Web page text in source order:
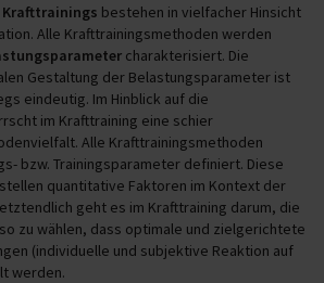
Krafttrainings bestehen in vielfacher Hinsicht
Alle Krafttrainingsmethoden werden
charakterisiert. Die
Gestaltung der Belastungsparameter ist
eindeutig. Im Hinblick auf die
im Krafttraining eine schier
Alle Krafttrainingsmethoden
bzw. Trainingsparameter definiert. Diese
quantitative Faktoren im Kontext der
geht es im Krafttraining darum, die
zu wählen, dass optimale und zielgerichtete
(individuelle und subjektive Reaktion auf
werden.